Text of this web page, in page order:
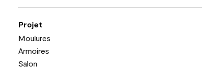
Projet
Moulures
Armoires
Salon